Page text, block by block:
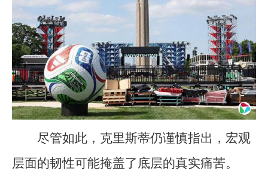
尽管如此，克里斯蒂仍谨慎指出，宏观
层面的韧性可能掩盖了底层的真实痛苦。